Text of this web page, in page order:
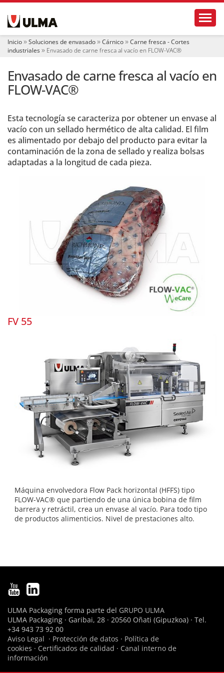
e Inicio Soluciones de envasado Cárnico
Carne fresca - Cortes
industriales
Envasado de carne fresca al vacío en FLOW-VAC®
Envasado de carne fresca al vacío en
FLOW-VAC®
Esta tecnología se caracteriza por obtener un envase al
vacío con un sellado hermético de alta calidad. El film
es alimentado por debajo del producto para evitar la
contaminación de la zona de sellado y realiza bolsas
adaptadas a la longitud de cada pieza.
FV 55
Máquina envolvedora Flow Pack horizontal (HFFS) tipo
FLOW-VAC® que partiendo de una única bobina de film
barrera y retráctil, crea un envase al vacío. Para todo tipo
de productos alimenticios. Nivel de prestaciones alto.
ULMA Packaging forma parte del GRUPO ULMA
ULMA Packaging · Garibai, 28 · 20560 Oñati (Gipuzkoa) · Tel.
+34 943 73 92 00
Aviso Legal · Protección de datos · Política de
cookies · Certificados de calidad · Canal interno de
información